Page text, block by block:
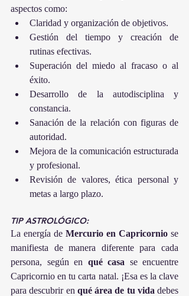
aspectos como:
Claridad y organización de objetivos.
Gestión del tiempo y creación de
rutinas efectivas.
Superación del miedo al fracaso o al
éxito.
Desarrollo de la autodisciplina y
constancia.
Sanación de la relación con figuras de
autoridad.
Mejora de la comunicación estructurada
y profesional.
Revisión de valores, ética personal y
metas a largo plazo.
TIP ASTROLÓGICO:
La energía de Mercurio en Capricornio se
manifiesta de manera diferente para cada
persona, según en qué casa se encuentre
Capricornio en tu carta natal. ¡Esa es la clave
para descubrir en qué área de tu vida debes